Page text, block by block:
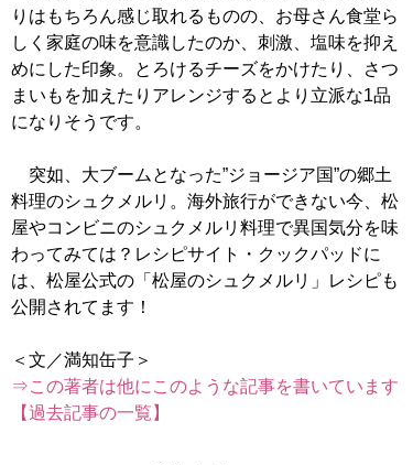
りはもちろん感じ取れるものの、お母さん食堂ら
しく家庭の味を意識したのか、刺激、塩味を抑え
めにした印象。とろけるチーズをかけたり、さつ
まいもを加えたりアレンジするとより立派な1品
になりそうです。
突如、大ブームとなった”ジョージア国”の郷土
料理のシュクメルリ。海外旅行ができない今、松
屋やコンビニのシュクメルリ料理で異国気分を味
わってみては？レシピサイト・クックパッドに
は、松屋公式の「松屋のシュクメルリ」レシピも
公開されてます！
⇒この著者は他にこのような記事を書いています
【過去記事の一覧】